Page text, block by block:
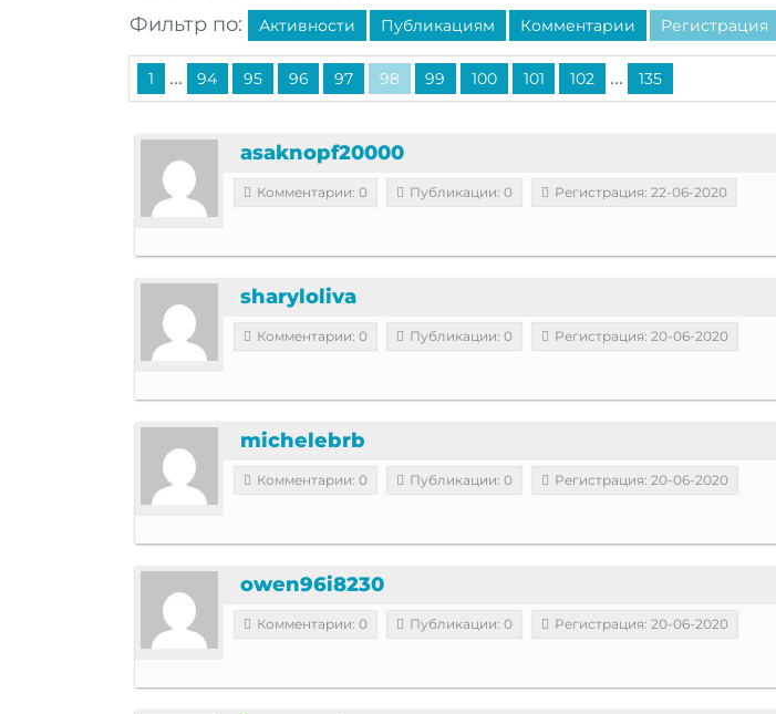
Фильтр по: Активности Публикациям Комментарии Регистрация
1 ... 94 95 96 97 98 99 100 101 102 ... 135
asaknopf20000
Комментарии: 0 Публикации: 0 Регистрация: 22-06-2020
sharyloliva
Комментарии: 0 Публикации: 0 Регистрация: 20-06-2020
michelebrb
Комментарии: 0 Публикации: 0 Регистрация: 20-06-2020
owen96i8230
Комментарии: 0 Публикации: 0 Регистрация: 20-06-2020